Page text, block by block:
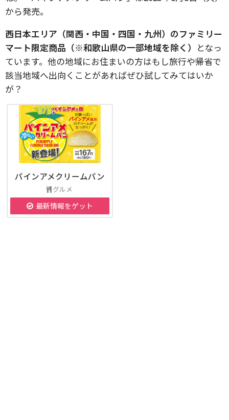
から発売。
西日本エリア（関西・中国・四国・九州）のファミリー
マート限定商品（※和歌山県の一部地域を除く） となっ
ています。他の地域にお住まいの方はもし旅行や帰省で
該当地域へ出向くことがあればぜひ試してみてはいか
が？
パインアメクリームパン
グルメ
最新情報をゲット